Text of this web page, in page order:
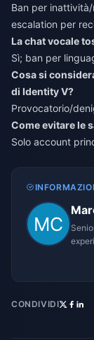
Ban per
escalation per
La chat vocale
Sì; ban per
Cosa si
di Identity V?
Provocatorio/
Come evitare le
Solo account
CONDIVIDI